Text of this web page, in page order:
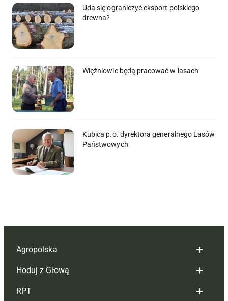
Uda się ograniczyć eksport polskiego
drewna?
Więźniowie będą pracować w lasach
Kubica p.o. dyrektora generalnego Lasów
Państwowych
Agropolska
Redakcja
Reklama
Hoduj z Głową
Hoduj z głową bydło
RPT